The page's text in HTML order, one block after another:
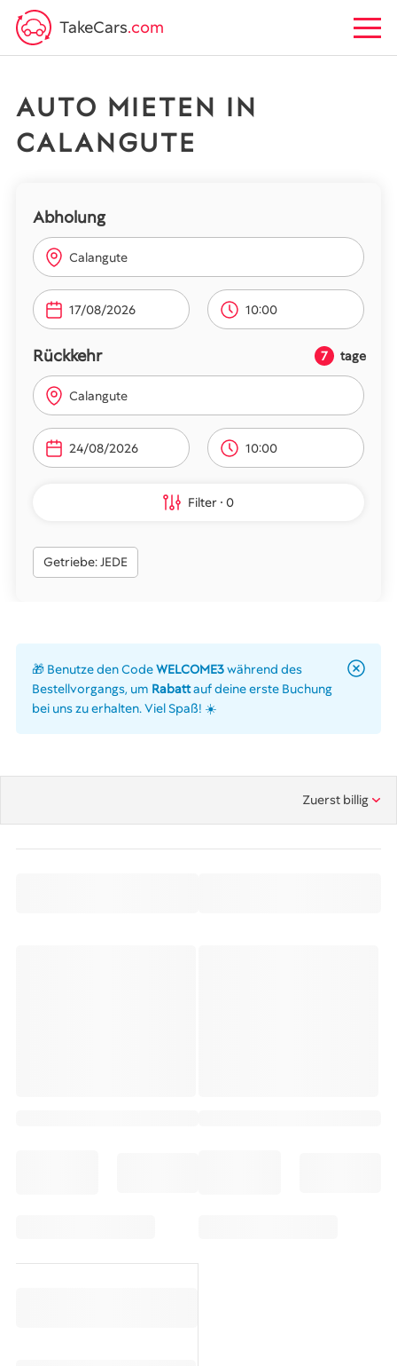
TakeCars.com
AUTO MIETEN IN
CALANGUTE
Abholung
Calangute
10:00
Rückkehr 7 tage
Calangute
10:00
Filter 0
Getriebe: JEDE
🎁 Benutze den CodeWELCOME3während des
Bestellvorgangs, um Rabattauf deine erste Buchung
bei uns zu erhalten. Viel Spaß! ☀️
Zuerst billig